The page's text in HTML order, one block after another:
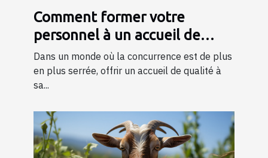
Comment former votre
personnel à un accueil de
qualité ?
Dans un monde où la concurrence est de plus
en plus serrée, offrir un accueil de qualité à
sa...